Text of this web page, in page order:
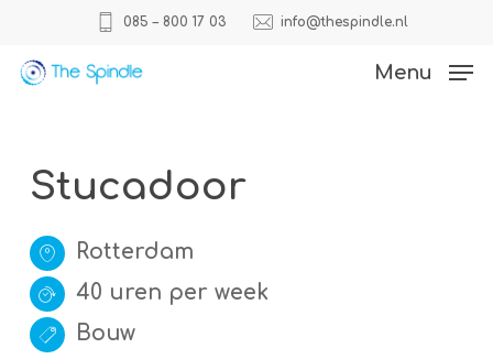
main
085 – 800 17 03 info@thespindle.nl
Menu
Stucadoor
Rotterdam
40 uren per week
Bouw
Close